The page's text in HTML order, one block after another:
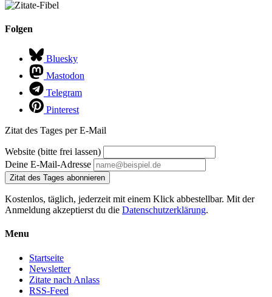
Folgen
Bluesky
Mastodon
Telegram
Pinterest
Zitat des Tages per E-Mail
Website (bitte frei lassen)
Deine E-Mail-Adresse
Zitat des Tages abonnieren
Kostenlos, täglich, jederzeit mit einem Klick abbestellbar. Mit der
Anmeldung akzeptierst du die Datenschutzerklärung.
Menu
Startseite
Newsletter
Zitate nach Anlass
RSS-Feed